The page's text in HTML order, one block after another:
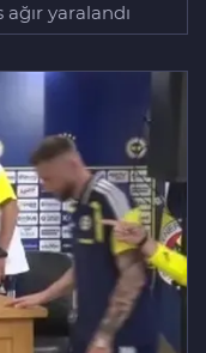
yaralandı